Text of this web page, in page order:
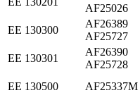
AF25026
ЕЕ 130300
AF26389
AF25727
ЕЕ 130301
AF26390
AF25728
ЕЕ 130500 AF25337M